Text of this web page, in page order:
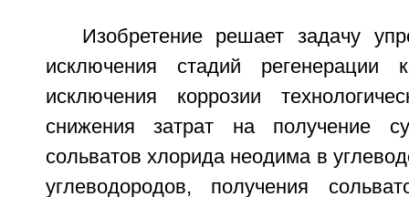
Изобретение решает задачу
исключения стадий регенерации
исключения коррозии
снижения затрат на получение
сольватов хлорида неодима в
углеводородов, получения